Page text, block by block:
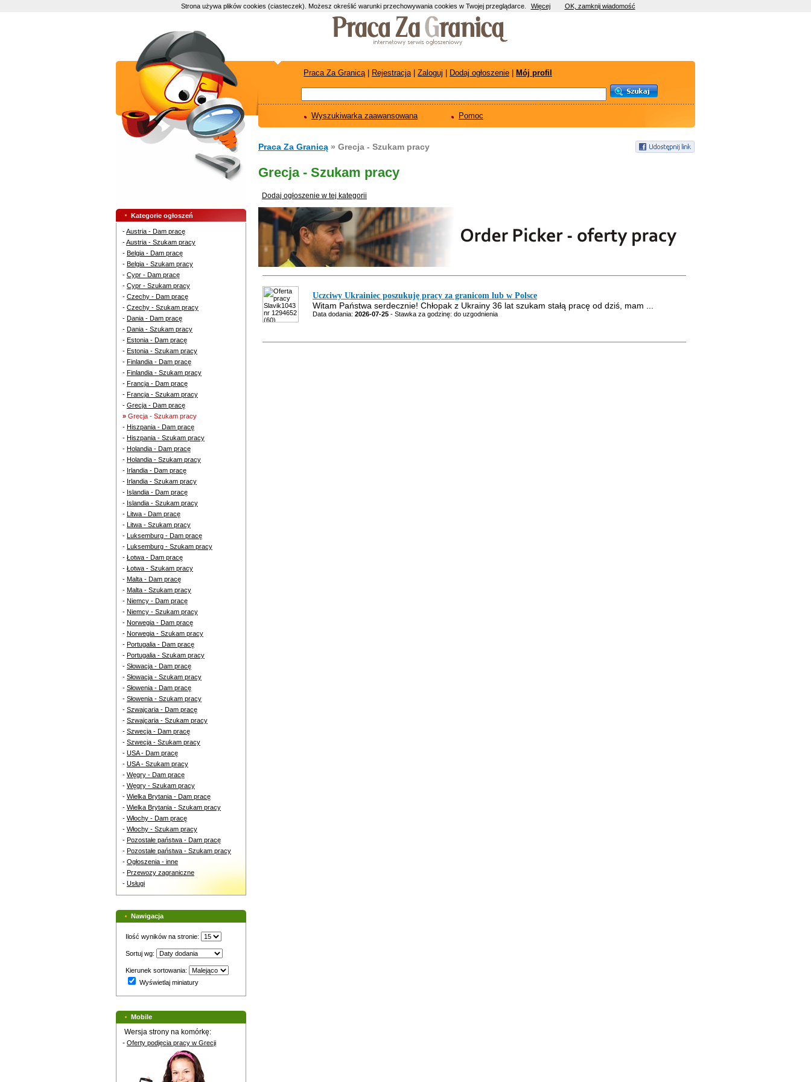
Praca Za Granicą| Rejestracja| Zaloguj Dodaj ogłoszenie Mój profil
Wyszukiwarka zaawansowana Pomoc
Praca Za Granicą » Grecja - Szukam pracy
Grecja - Szukam pracy
Dodaj ogłoszenie w tej kategorii
Uczciwy Ukrainiec poszukuję pracy za granicom lub w Polsce
Witam Państwa serdecznie! Chłopak z Ukrainy 36 lat szukam stałą pracę od dziś, mam ...
Data dodania: 2026-07-25 - Stawka za godzinę: do uzgodnienia
Kategorie ogłoszeń
-Austria - Dam pracę
-Austria - Szukam pracy
- Belgia - Dam pracę
- Belgia - Szukam pracy
- Cypr - Dam pracę
- Cypr - Szukam pracy
- Czechy - Dam pracę
- Czechy - Szukam pracy
- Dania - Dam pracę
- Dania - Szukam pracy
- Estonia - Dam pracę
- Estonia - Szukam pracy
- Finlandia - Dam pracę
- Finlandia - Szukam pracy
- Francja - Dam pracę
- Francja - Szukam pracy
- Grecja - Dam pracę
» Grecja - Szukam pracy
- Hiszpania - Dam pracę
- Hiszpania - Szukam pracy
- Holandia - Dam pracę
- Holandia - Szukam pracy
- Irlandia - Dam pracę
- Irlandia - Szukam pracy
- Islandia - Dam pracę
- Islandia - Szukam pracy
- Litwa - Dam pracę
- Litwa - Szukam pracy
- Luksemburg - Dam pracę
- Luksemburg - Szukam pracy
- Łotwa - Dam pracę
- Łotwa - Szukam pracy
- Malta - Dam pracę
- Malta - Szukam pracy
- Niemcy - Dam pracę
- Niemcy - Szukam pracy
- Norwegia - Dam pracę
- Norwegia - Szukam pracy
- Portugalia - Dam pracę
- Portugalia - Szukam pracy
- Słowacja - Dam pracę
- Słowacja - Szukam pracy
- Słowenia - Dam pracę
- Słowenia - Szukam pracy
- Szwajcaria - Dam pracę
- Szwajcaria - Szukam pracy
- Szwecja - Dam pracę
- Szwecja - Szukam pracy
- USA - Dam pracę
- USA - Szukam pracy
- Węgry - Dam pracę
- Węgry - Szukam pracy
- Wielka Brytania - Dam pracę
- Wielka Brytania - Szukam pracy
- Włochy - Dam pracę
- Włochy - Szukam pracy
- Pozostałe państwa - Dam pracę
- Pozostałe państwa - Szukam pracy
- Ogłoszenia - inne
- Przewozy zagraniczne
- Usługi
Nawigacja
Ilość wyników na stronie:
Sortuj wg:
Kierunek sortowania:
Wyświetlaj miniatury
Mobile
Wersja strony na komórkę:
- Oferty podjęcia pracy w Grecji
Strona używa plików cookies (ciasteczek). Możesz określić warunki przechowywania cookies w Twojej przeglądarce. Więcej OK, zamknij wiadomość